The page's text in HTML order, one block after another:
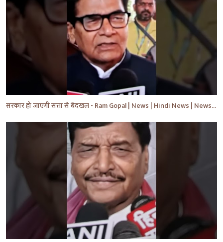
सरकार हो जाएगी सत्ता से बेदखल - Ram Gopal | News | Hindi News | News Today | #shorts #ytshorts #yt